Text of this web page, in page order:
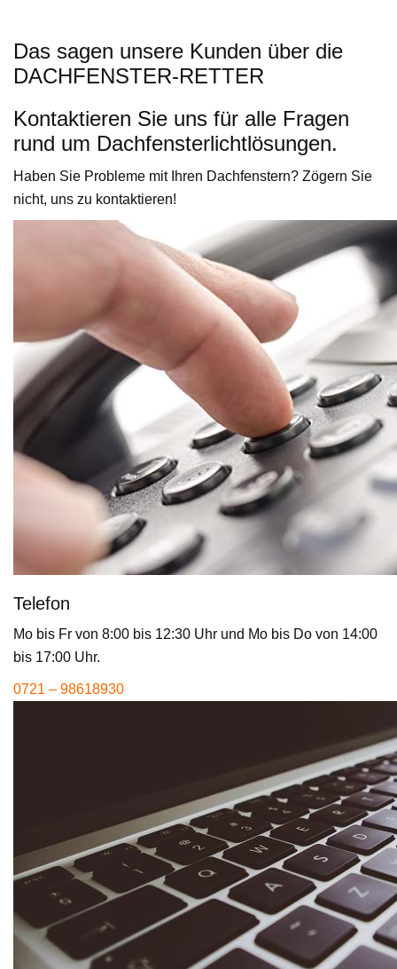
Das sagen unsere Kunden über die
DACHFENSTER-RETTER
Kontaktieren Sie uns für alle Fragen
rund um Dachfensterlichtlösungen.
Haben Sie Probleme mit Ihren Dachfenstern? Zögern Sie
nicht, uns zu kontaktieren!
Telefon
Mo bis Fr von 8:00 bis 12:30 Uhr und Mo bis Do von 14:00
bis 17:00 Uhr.
0721 – 98618930